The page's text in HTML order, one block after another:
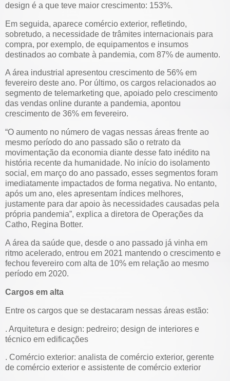
design é a que teve maior crescimento: 153%.
Em seguida, aparece comércio exterior, refletindo,
sobretudo, a necessidade de trâmites internacionais para
compra, por exemplo, de equipamentos e insumos
destinados ao combate à pandemia, com 87% de aumento.
A área industrial apresentou crescimento de 56% em
fevereiro deste ano. Por último, os cargos relacionados ao
segmento de telemarketing que, apoiado pelo crescimento
das vendas online durante a pandemia, apontou
crescimento de 36% em fevereiro.
“O aumento no número de vagas nessas áreas frente ao
mesmo período do ano passado são o retrato da
movimentação da economia diante desse fato inédito na
história recente da humanidade. No início do isolamento
social, em março do ano passado, esses segmentos foram
imediatamente impactados de forma negativa. No entanto,
após um ano, eles apresentam índices melhores,
justamente para dar apoio às necessidades causadas pela
própria pandemia”, explica a diretora de Operações da
Catho, Regina Botter.
A área da saúde que, desde o ano passado já vinha em
ritmo acelerado, entrou em 2021 mantendo o crescimento e
fechou fevereiro com alta de 10% em relação ao mesmo
período em 2020.
Cargos em alta
Entre os cargos que se destacaram nessas áreas estão:
. Arquitetura e design: pedreiro; design de interiores e
técnico em edificações
. Comércio exterior: analista de comércio exterior, gerente
de comércio exterior e assistente de comércio exterior